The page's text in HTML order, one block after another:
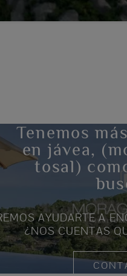
Tenemos
en jávea,
tosal)
AYUDARTE A
¿NOS CUENTAS